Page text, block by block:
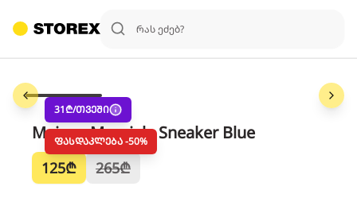
31₾/თვეში
ფასდაკლება -50%
Maison Margiela Sneaker Blue
125₾ 265₾